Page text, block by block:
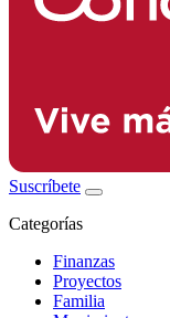
Suscríbete
Categorías
Finanzas
Proyectos
Familia